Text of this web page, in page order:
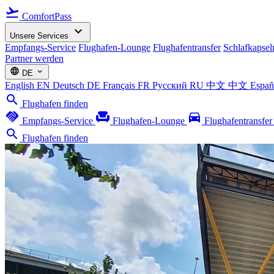
flight_takeoff ComfortPass
Unsere Services expand_more
Empfangs-Service Flughafen-Lounge Flughafentransfer
Partner werden
language DE expand_more
English EN Deutsch DE Français FR Русский RU 中文 中文
search Flughafen finden
handshake Empfangs-Service chair Flughafen-Lounge directions_car Flughafentransfer
search Flughafen finden